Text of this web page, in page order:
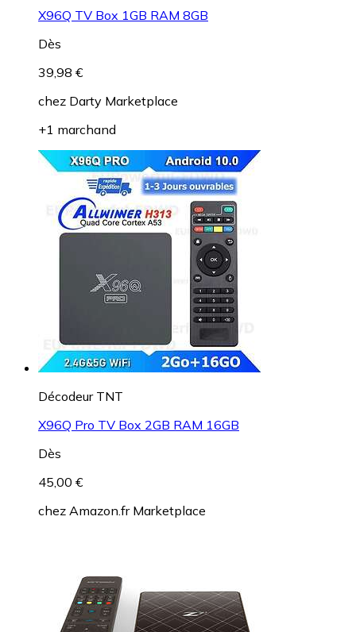
X96Q TV Box 1GB RAM 8GB
Dès
39,98 €
chez Darty Marketplace
+1 marchand
Décodeur TNT
X96Q Pro TV Box 2GB RAM 16GB
Dès
45,00 €
chez Amazon.fr Marketplace